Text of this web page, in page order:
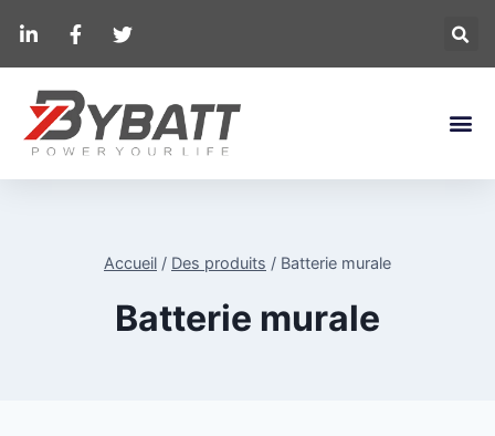
Accueil / Des produits / Batterie murale
Batterie murale